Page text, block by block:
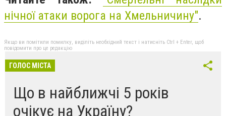
нічної атаки ворога на Хмельничину".
Якщо ви помітили помилку, виділіть необхідний текст і натисніть Ctrl + Enter, щоб
повідомити про це редакцію
ГОЛОС МІСТА
Що в найближчі 5 років
очікує на Україну?